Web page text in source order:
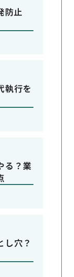
防止
執行を
る？業
し穴？